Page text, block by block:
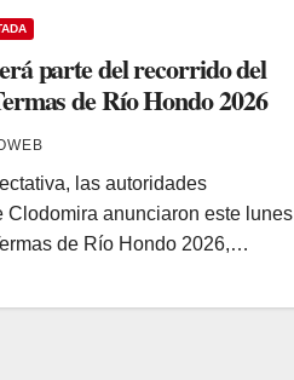
parte del recorrido del
de Río Hondo 2026
las autoridades
Clodomira anunciaron este lunes
de Río Hondo 2026,…